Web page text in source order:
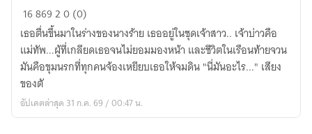
นาง
ร้าย
เช่น
ข้า
ไม่
ขอ
แม่ทัพ
1686920 (0)
เธอตื่นขึ้นมาในร่างของนางร้าย เธออยู่ในชุดเจ้าสาว.. เจ้าบ่าวคือ
แม่ทัพ...ผู้ที่เกลียดเธอจนไม่ยอมมองหน้า และชีวิตในเรือนท้ายจวน
มันคือขุมนรกที่ทุกคนจ้องเหยียบเธอให้จมดิน "นี่มันอะไร..." เสียง
ของตั
อัปเดตล่าสุด 31 ก.ค. 69 / 00:47 น.